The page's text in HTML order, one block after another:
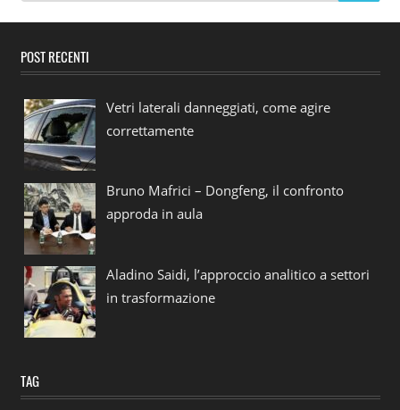
POST RECENTI
Vetri laterali danneggiati, come agire
correttamente
Bruno Mafrici – Dongfeng, il confronto
approda in aula
Aladino Saidi, l’approccio analitico a settori
in trasformazione
TAG